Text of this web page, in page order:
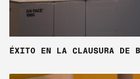
ÉXITO EN LA CLAUSURA DE